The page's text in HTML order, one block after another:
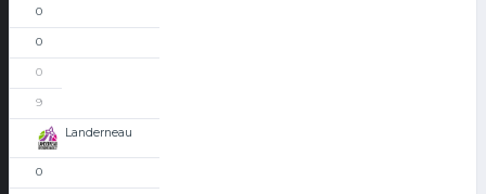
0
0
0
9
Landerneau
0